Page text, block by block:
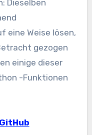
Dieselben
eine Weise lösen,
gezogen
einige dieser
-Funktionen